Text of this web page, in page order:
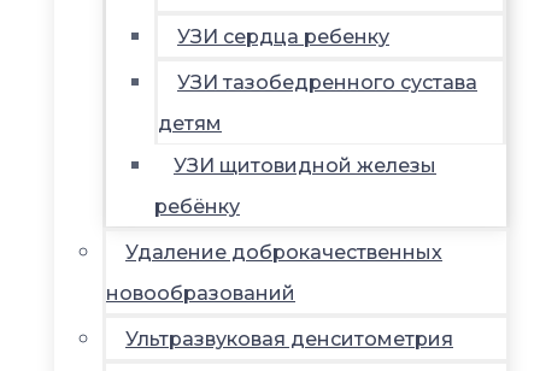
УЗИ сердца ребенку
УЗИ тазобедренного сустава
детям
УЗИ щитовидной железы
ребёнку
Удаление доброкачественных
новообразований
Ультразвуковая денситометрия